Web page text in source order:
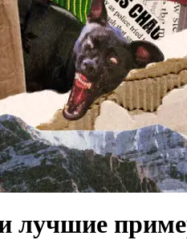
лучшие